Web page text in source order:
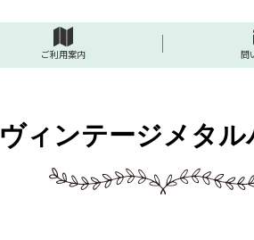
ご利用案内 問
ヴィンテージメタル